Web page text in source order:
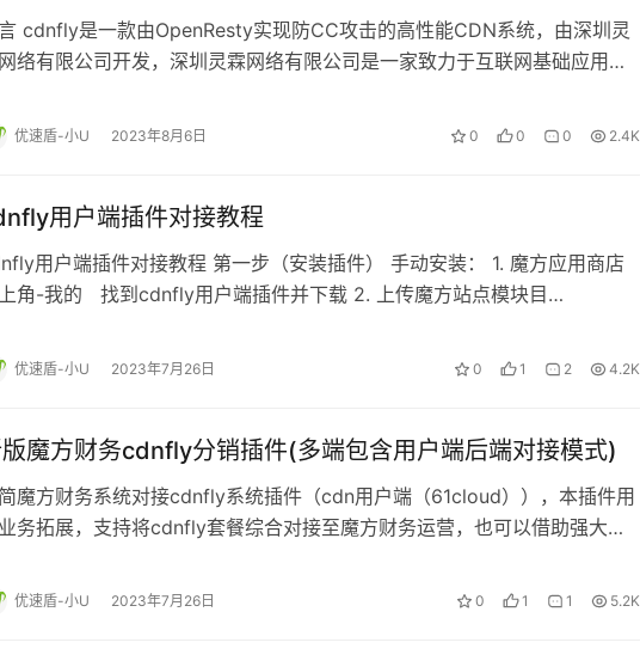
cdnfly是一款由OpenResty实现防CC攻击的高性能CDN系统，由深圳灵
络有限公司开发，深圳灵霖网络有限公司是一家致力于互联网基础应用的
优速盾-小U 2023年8月6日 0 0 0 2.4K
用户端插件对接教程
用户端插件对接教程 第一步（安装插件） 手动安装： 1. 魔方应用商店
角-我的 找到cdnfly用户端插件并下载 2. 上传魔方站点模块目
优速盾-小U 2023年7月26日 0 1 2 4.2K
魔方财务cdnfly分销插件(多端包含用户端后端对接模式)
魔方财务系统对接cdnfly系统插件（cdn用户端（61cloud）），本插件用
务拓展，支持将cdnfly套餐综合对接至魔方财务运营，也可以借助强大的
优速盾-小U 2023年7月26日 0 1 1 5.2K